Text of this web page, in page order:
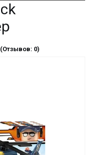
(Отзывов: 0)